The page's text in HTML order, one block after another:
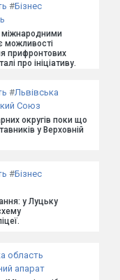
#Бізнес
міжнародними
можливості
прифронтових
про ініціативу.
#Львівська
Союз
округів поки що
у Верховній
#Бізнес
у Луцьку
область
апарат